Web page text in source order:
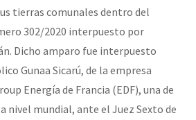
la Humanidad. (Las poblaciones y
tierras comunales dentro del
302/2020 interpuesto por
Dicho amparo fue interpuesto
Gunaa Sicarú, de la empresa
Energía de Francia (EDF), una de
nivel mundial, ante el Juez Sexto de